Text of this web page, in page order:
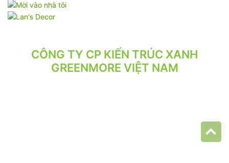
CÔNG TY CP KIẾN TRÚC XANH
GREENMORE VIỆT NAM